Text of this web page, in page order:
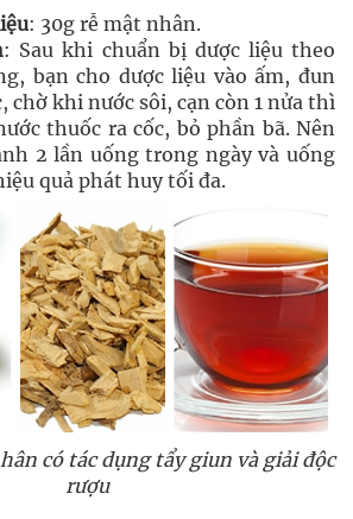
: 30g rễ mật nhân.
: Sau khi chuẩn bị dược liệu theo
bạn cho dược liệu vào ấm, đun
chờ khi nước sôi, cạn còn 1 nửa thì
thuốc ra cốc, bỏ phần bã. Nên
2 lần uống trong ngày và uống
quả phát huy tối đa.
có tác dụng tẩy giun và giải độc
rượu